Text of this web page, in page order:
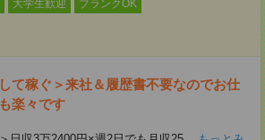
大学生歓迎 ブランクOK
て稼ぐ＞来社＆履歴書不要なのでお仕
楽々です